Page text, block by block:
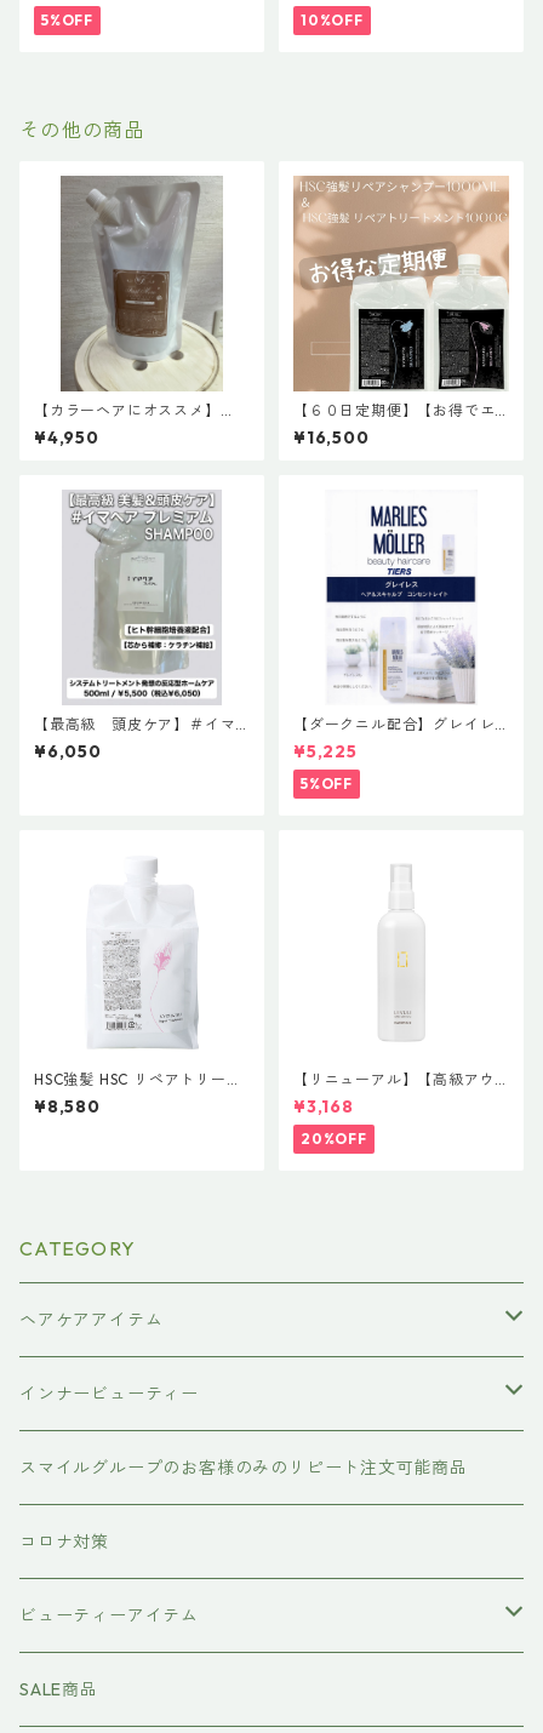
ット｜リラクシングシャンプ
ー 500mL ＋ トリートメント
5%OFF
40円）
10%OFF
その他の商品
【カラーヘアにオススメ】
【お得サイズ】ファーストモ
ア モイスチャーシャンプー
¥4,950
【６０日定期便】【お得でエ
コな詰め替え】【数量限定】H
SC強髪shampoo <リペアシャ
ント>1000g
¥16,500
【最高級 頭皮ケア】＃イマ
ヘアプレミアムshampoo【ヒ
ト幹細胞細胞エキス】
¥6,050
【ダークニル配合】グレイレ
ス ヘア＆スキャルプ コンセン
トレイト(頭皮養毛料) NET 10
0mL ¥5,500(税込)
¥5,225
5%OFF
HSC強髪 HSC リペアトリート
メント 1000g
¥8,580
【リニューアル】【高級アウ
トバスTR】ハホニコ レブリ ヘ
アローションa 240mL
¥3,168
20%OFF
CATEGORY
ヘアケアアイテム
シャンプー
#イマヘア
the u （bihatsu）
トリートメント ヘアマスク（インバス）
流さないトリートメント（アウトバス）
#イマヘア
頭皮ケアアイテム
インナービューティー
あおつぶ
スマイルグループのお客様のみのリピート注文可能商品
コロナ対策
ビューティーアイテム
MTG REFA
SALE商品